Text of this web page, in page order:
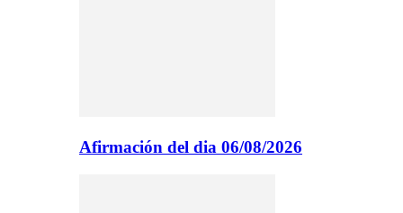
Afirmación del dia 06/08/2026